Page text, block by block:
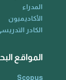
المدراء
الأكاديميون
الكادر
المواقع
Scopus